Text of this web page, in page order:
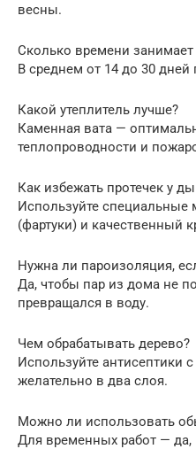
весны.
Сколько времени занимает
В среднем от 14 до 30 дней
Какой утеплитель лучше?
Каменная вата —
теплопроводности и
Как избежать протечек у
Используйте специальные
(фартуки) и качественный
Нужна ли пароизоляция,
Да, чтобы пар из дома не
превращался в воду.
Чем обрабатывать дерево?
Используйте антисептики
желательно в два слоя.
Можно ли использовать
Для временных работ — да,